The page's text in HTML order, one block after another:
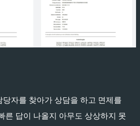
자를 찾아가 상담을 하고 면제를
른 답이 나올지 아무도 상상하지 못